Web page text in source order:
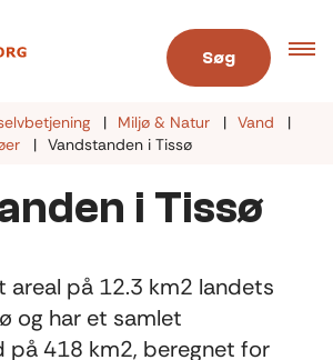
Søg
Miljø & Natur
Vand
Vandstanden i Tissø
i Tissø
areal på 12.3 km2 landets
og har et samlet
på 418 km2, beregnet for